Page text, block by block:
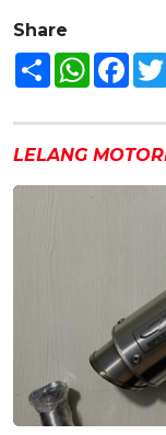
Share
Share
LELANG